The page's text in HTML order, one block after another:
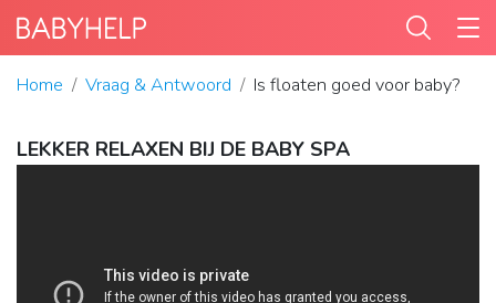
Home Vraag & Antwoord Is floaten goed voor baby?
LEKKER RELAXEN BIJ DE BABY SPA